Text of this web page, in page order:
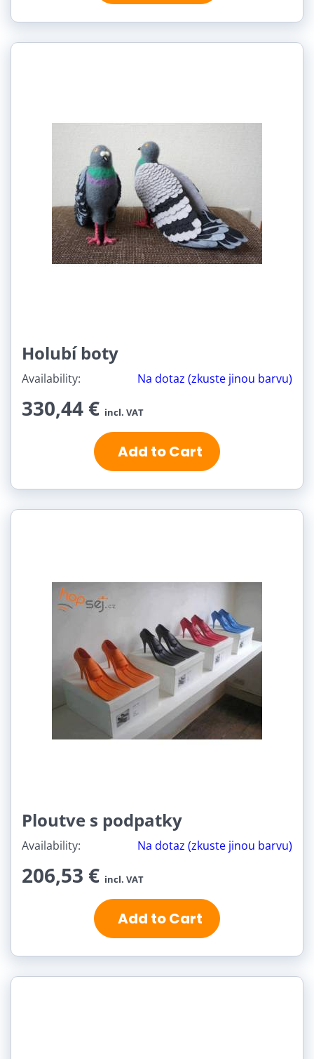
Holubí boty
Availability: Na dotaz (zkuste jinou barvu)
330,44 € incl. VAT
Add to Cart
Ploutve s podpatky
Availability: Na dotaz (zkuste jinou barvu)
206,53 € incl. VAT
Add to Cart